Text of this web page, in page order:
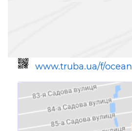
www.truba.ua/f/ocean